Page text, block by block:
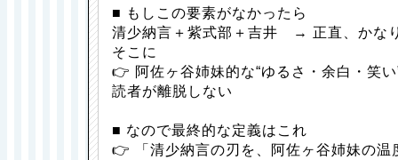
■ もしこの要素がなかったら
清少納言＋紫式部＋吉井 → 正直、かな
そこに
👉 阿佐ヶ谷姉妹的な“ゆるさ・余白・笑
読者が離脱しない
■ なので最終的な定義はこれ
👉 「清少納言の刃を、阿佐ヶ谷姉妹の温